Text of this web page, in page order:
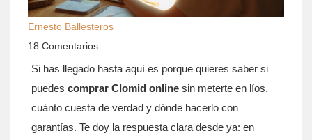
Ernesto Ballesteros
18 Comentarios
Si has llegado hasta aquí es porque quieres saber si
puedes comprar Clomid online sin meterte en líos,
cuánto cuesta de verdad y dónde hacerlo con
garantías. Te doy la respuesta clara desde ya: en